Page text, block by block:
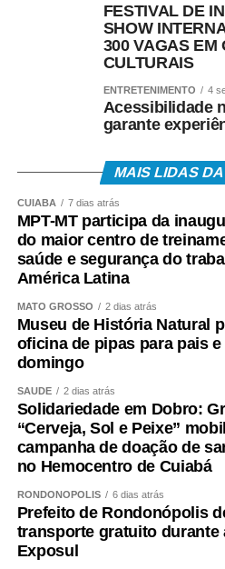
WhatsApp
Facebook
Twitter
FESTIVAL DE
SHOW
300 VAGAS EM
CULTURAIS
ENTRETENIMENTO 4
Acessibilidade
garante
MAIS LIDAS
CUIABÁ 7 dias atrás
MPT-MT participa da
do maior centro de
saúde e segurança do
América Latina
MATO GROSSO 2 dias atrás
Museu de História Natural
oficina de pipas para pais
domingo
SAÚDE 2 dias atrás
Solidariedade em Dobro:
“Cerveja, Sol e Peixe”
campanha de doação de
no Hemocentro de Cuiabá
RONDONÓPOLIS 6 dias atrás
Prefeito de Rondonópolis
transporte gratuito durante
Exposul